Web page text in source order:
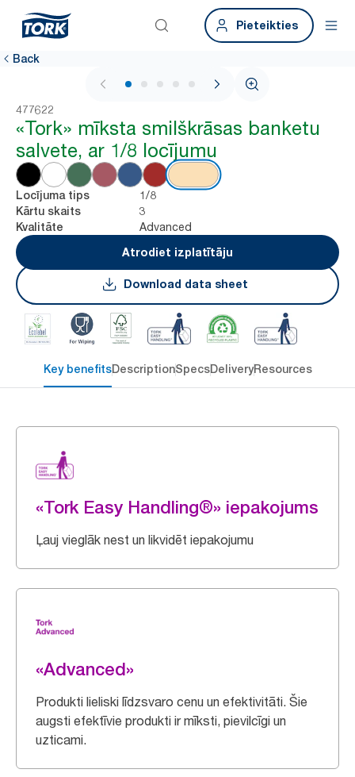
Pieteikties
Back
1 / 6
477622
«Tork» mīksta smilškrāsas banketu
salvete, ar 1/8 locījumu
Locījuma tips 1/8
Kārtu skaits 3
Kvalitāte
Advanced
Atrodiet izplatītāju
Download data sheet
Key benefitsDescriptionSpecsDeliveryResources
«Tork Easy Handling®» iepakojums
Ļauj vieglāk nest un likvidēt iepakojumu
«Advanced»
Produkti lieliski līdzsvaro cenu un efektivitāti. Šie
augsti efektīvie produkti ir mīksti, pievilcīgi un
uzticami.